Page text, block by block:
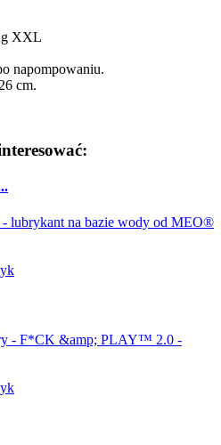
XXL
napompowaniu.
cm.